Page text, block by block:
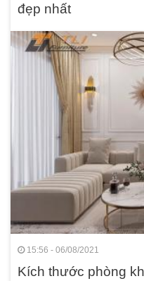
đẹp nhất
15:56 - 06/08/2021
Kích thước phòng